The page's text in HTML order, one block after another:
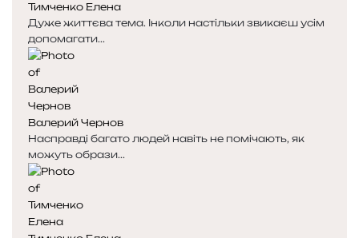
Тимченко Елена
Дуже життєва тема. Інколи настільки звикаєш усім
допомагати...
Валерий Чернов
Насправді багато людей навіть не помічають, як
можуть образи...